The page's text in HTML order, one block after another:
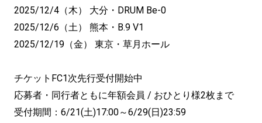
2025/12/4（木） 大分・DRUM Be-0
2025/12/6（土） 熊本・B.9 V1
2025/12/19（金） 東京・草月ホール
チケットFC1次先行受付開始中
応募者・同行者ともに年額会員 / おひとり様2枚まで
受付期間：6/21(土)17:00～6/29(日)23:59